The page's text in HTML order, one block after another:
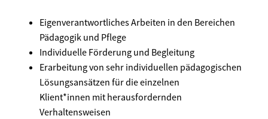
Eigenverantwortliches Arbeiten in den Bereichen
Pädagogik und Pflege
Individuelle Förderung und Begleitung
Erarbeitung von sehr individuellen pädagogischen
Lösungsansätzen für die einzelnen
Klient*innen mit herausfordernden
Verhaltensweisen